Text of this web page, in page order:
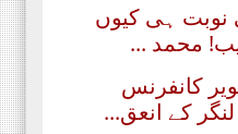
نوبت ہی کیوں
محمد ...
کانفرنس
کے انعق...